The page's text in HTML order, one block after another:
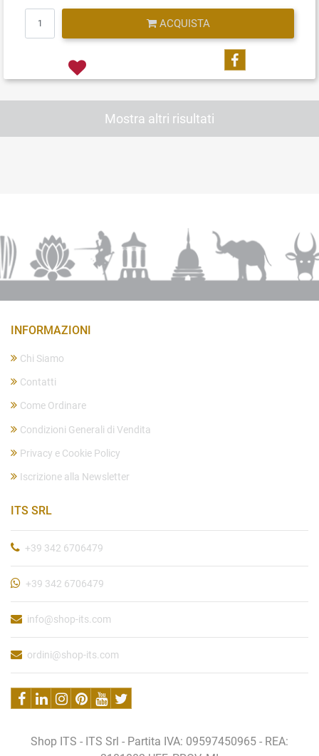
ACQUISTA
Condividi su
Mostra altri risultati
INFORMAZIONI
Chi Siamo
Contatti
Come Ordinare
Condizioni Generali di Vendita
Privacy e Cookie Policy
Iscrizione alla Newsletter
ITS SRL
+39 342 6706479
+39 342 6706479
info@shop-its.com
ordini@shop-its.com
Shop ITS - ITS Srl - Partita IVA: 09597450965 - REA: